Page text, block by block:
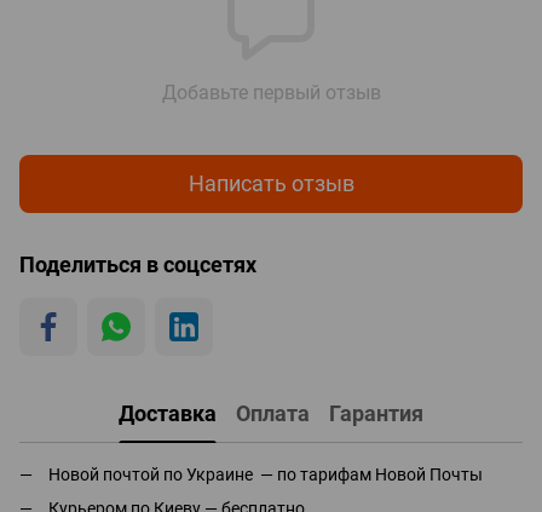
Добавьте первый отзыв
Написать отзыв
Поделиться в соцсетях
Доставка Оплата Гарантия
Новой почтой по Украине — по тарифам Новой Почты